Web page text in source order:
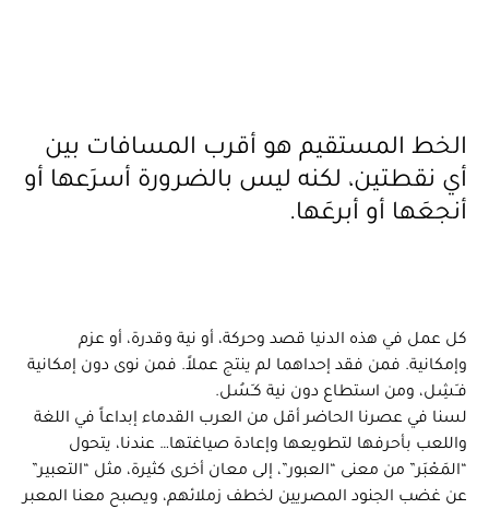
الخط المستقيم هو أقرب المسافات بين
أي نقطتين، لكنه ليس بالضرورة أسرَعها أو
أنجعَها أو أبرعَها.
كل عمل في هذه الدنيا قصد وحركة، أو نية وقدرة، أو عزم
وإمكانية. فمن فقد إحداهما لم ينتج عملاً. فمن نوى دون إمكانية
فـَشِل، ومن استطاع دون نية كـَسُل.
لسنا في عصرنا الحاضر أقل من العرب القدماء إبداعاً في اللغة
واللعب بأحرفها لتطويعها وإعادة صياغتها… عندنا، يتحول
“المَعْبَر” من معنى “العبور”، إلى معان أخرى كثيرة، مثل “التعبير”
عن غضب الجنود المصريين لخطف زملائهم، ويصبح معنا المعبر